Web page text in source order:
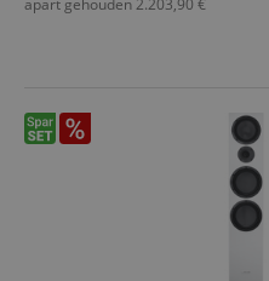
Frequentiebereik van de
10 m OFC-kabel met 2x
apart gehouden2.203,90 €